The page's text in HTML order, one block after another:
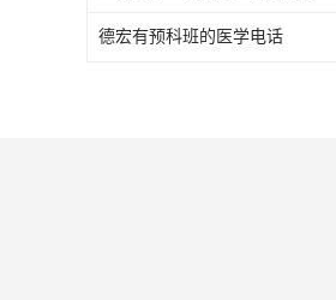
德宏有预科班的医学电话